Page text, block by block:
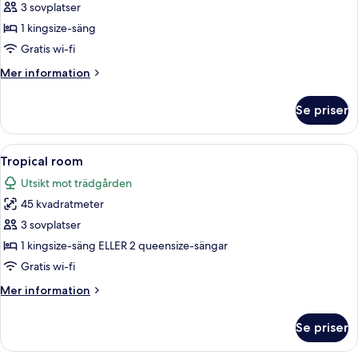
Pool
Villa
3 sovplatser
1 kingsize-säng
Gratis wi-fi
Mer information
Mer
Pool
Villa
Se priser
Öppna
alla
foton
för
Tropical
room
Ett hotellrum med en säng, ett
9
Tropical room
Utsikt mot trädgården
45 kvadratmeter
3 sovplatser
1 kingsize-säng ELLER 2 queensize-sängar
Gratis wi-fi
Mer information
Mer
room
Se priser